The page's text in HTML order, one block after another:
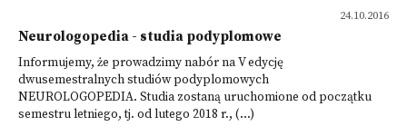
24.10.2016
Neurologopedia - studia podyplomowe
Informujemy, że prowadzimy nabór na V edycję
dwusemestralnych studiów podyplomowych
NEUROLOGOPEDIA. Studia zostaną uruchomione od początku
semestru letniego, tj. od lutego 2018 r., (...)